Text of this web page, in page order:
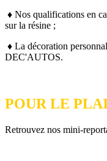
♦ Nos qualifications en
sur la résine ;
♦ La décoration
DEC'AUTOS.
POUR LE
Retrouvez nos mini-